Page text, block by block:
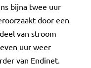
bijna twee uur
door een
van stroom
uur weer
van Endinet.